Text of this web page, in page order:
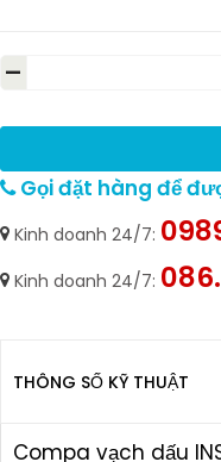
-
Gọi đặt hàng để
Kinh doanh 24/7:
Kinh doanh 24/7:
THÔNG SỐ KỸ THUẬT
Compa vạch dấu